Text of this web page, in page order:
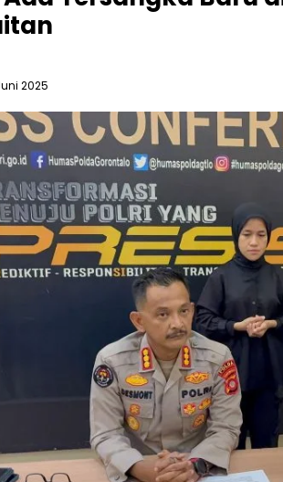
2025